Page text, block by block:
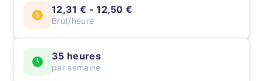
12,31 € - 12,50 €
Brut/heure
35 heures
par semaine